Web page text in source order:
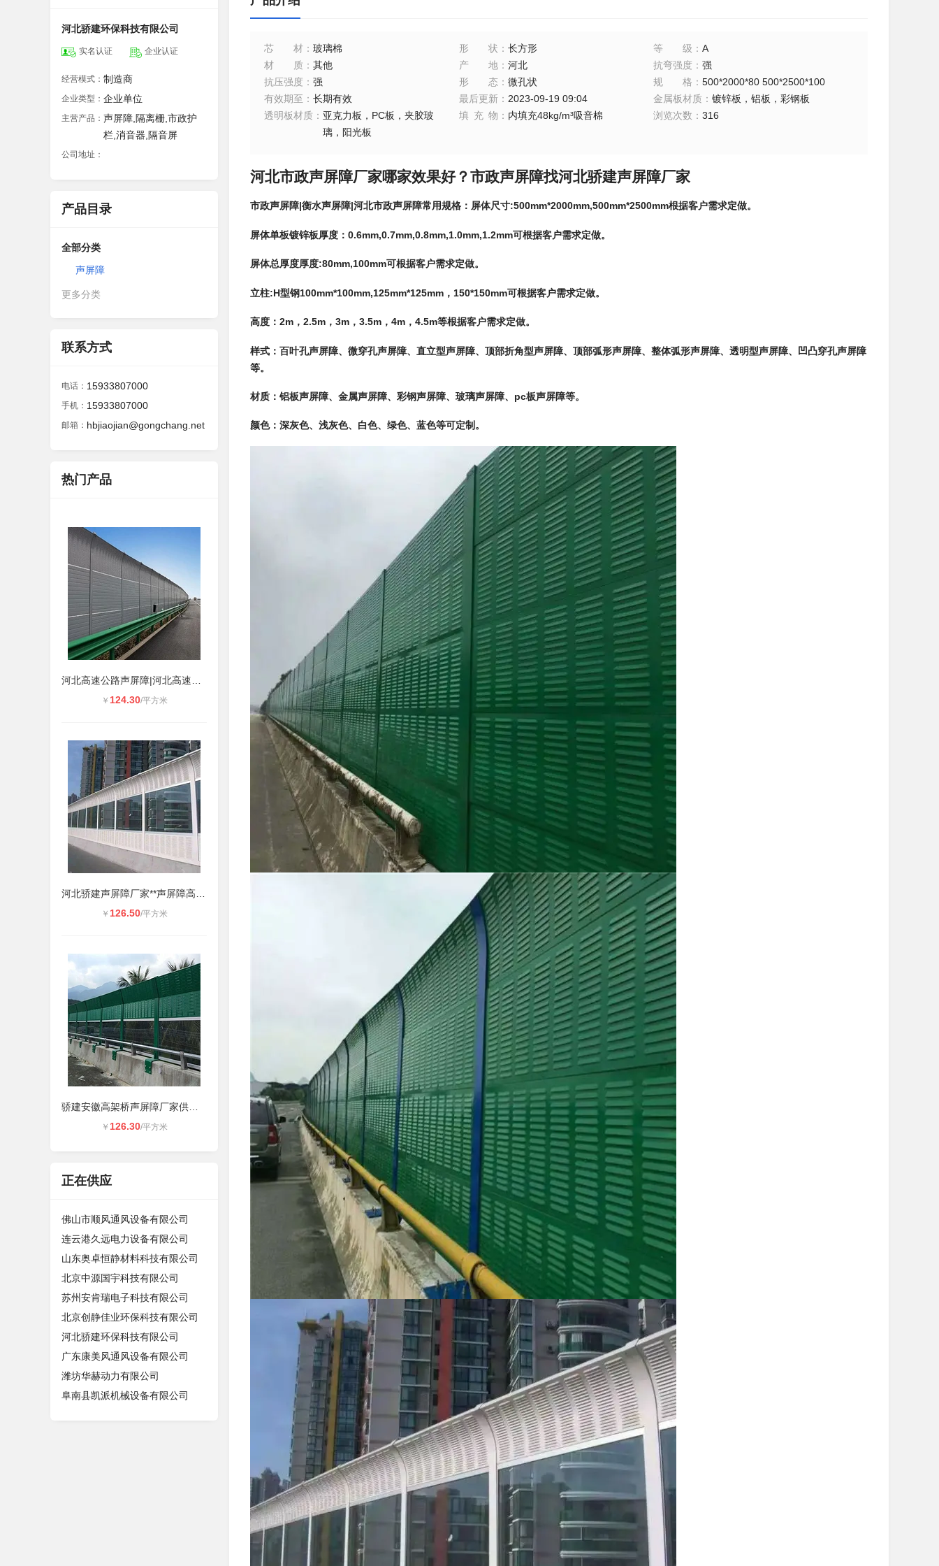
河北骄建环保科技有限公司
实名认证 企业认证
经营模式： 制造商
企业类型： 企业单位
主营产品： 声屏障,隔离栅,市政护
栏,消音器,隔音屏
公司地址：
产品目录
全部分类
声屏障
更多分类
联系方式
电话： 15933807000
手机： 15933807000
邮箱： hbjiaojian@gongchang.net
热门产品
￥ 124.30/平方米
￥ 126.50/平方米
￥ 126.30/平方米
正在供应
佛山市顺风通风设备有限公司
连云港久远电力设备有限公司
山东奥卓恒静材料科技有限公司
北京中源国宇科技有限公司
苏州安肯瑞电子科技有限公司
北京创静佳业环保科技有限公司
河北骄建环保科技有限公司
广东康美风通风设备有限公司
潍坊华赫动力有限公司
阜南县凯派机械设备有限公司
芯材 ： 玻璃棉 形状 ： 长方形 等级 ：A
材质 ： 其他 产地： 河北 抗弯强度 ：强
抗压强度 ： 强 形态： 微孔状 规格 ：500*2000*80 500*2500*100
有效期至 ： 长期有效 最后更新： 2023-09-19 09:04 金属板材质 ：镀锌板，铝板，彩钢板
透明板材质 ： 亚克力板，PC板，夹胶玻
璃，阳光板
填充物 ： 内填充48kg/m³吸音棉 浏览次数 ：316
河北市政声屏障厂家哪家效果好？市政声屏障找河北骄建声屏障厂家
市政声屏障|衡水声屏障|河北市政声屏障常用规格：屏体尺寸:500mm*2000mm,500mm*2500mm根据客户需求定做。
屏体单板镀锌板厚度：0.6mm,0.7mm,0.8mm,1.0mm,1.2mm可根据客户需求定做。
屏体总厚度厚度:80mm,100mm可根据客户需求定做。
立柱:H型钢100mm*100mm,125mm*125mm，150*150mm可根据客户需求定做。
高度：2m，2.5m，3m，3.5m，4m，4.5m等根据客户需求定做。
样式：百叶孔声屏障、微穿孔声屏障、直立型声屏障、顶部折角型声屏障、顶部弧形声屏障、整体弧形声屏障、透明型声屏障、凹凸穿孔声屏障
等。
材质：铝板声屏障、金属声屏障、彩钢声屏障、玻璃声屏障、pc板声屏障等。
颜色：深灰色、浅灰色、白色、绿色、蓝色等可定制。